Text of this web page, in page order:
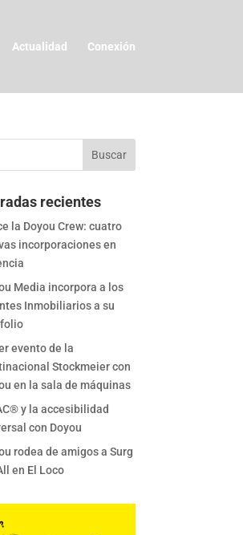
Actualidad Conexión
recientes
la Doyou Crew: cuatro
incorporaciones en
Media incorpora a los
Inmobiliarios a su
evento de la
Stockmeier con
en la sala de máquinas
y la accesibilidad
con Doyou
rodea de amigos a Surg
en El Loco